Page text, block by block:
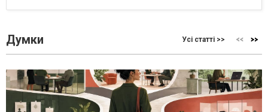
Думки Усі статті >>